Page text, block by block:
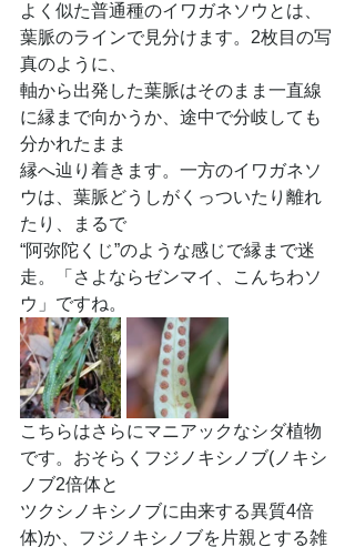
よく似た普通種のイワガネソウとは、
葉脈のラインで見分けます。2枚目の写
真のように、
軸から出発した葉脈はそのまま一直線
に縁まで向かうか、途中で分岐しても
分かれたまま
縁へ辿り着きます。一方のイワガネソ
ウは、葉脈どうしがくっついたり離れ
たり、まるで
“阿弥陀くじ”のような感じで縁まで迷
走。「さよならゼンマイ、こんちわソ
ウ」ですね。
こちらはさらにマニアックなシダ植物
です。おそらくフジノキシノブ(ノキシ
ノブ2倍体と
ツクシノキシノブに由来する異質4倍
体)か、フジノキシノブを片親とする雑